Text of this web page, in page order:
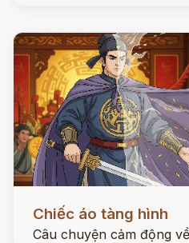
Đọc ngay
Chiếc áo tàng hình
Câu chuyện cảm động